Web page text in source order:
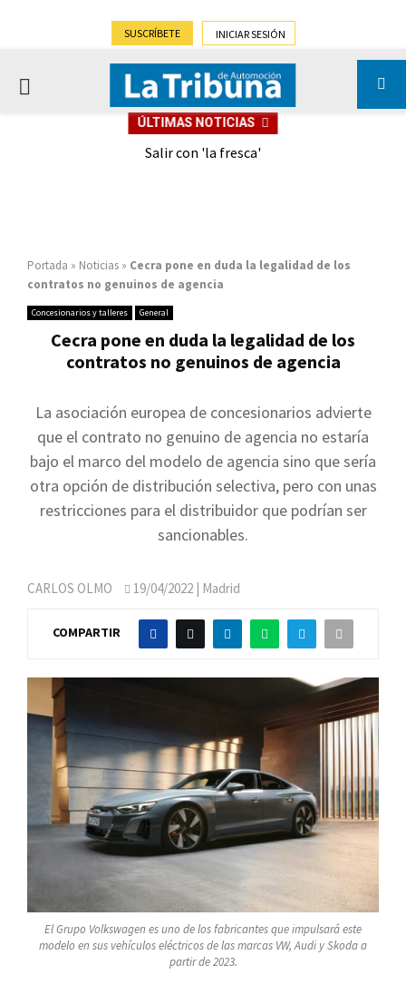
SUSCRÍBETE INICIAR SESIÓN
PRIMARY
ÚLTIMAS NOTICIAS
Salir con 'la fresca'
Portada » Noticias » Cecra pone en duda la legalidad de los
contratos no genuinos de agencia
Concesionarios y talleres General
Cecra pone en duda la legalidad de los
contratos no genuinos de agencia
La asociación europea de concesionarios advierte
que el contrato no genuino de agencia no estaría
bajo el marco del modelo de agencia sino que sería
otra opción de distribución selectiva, pero con unas
restricciones para el distribuidor que podrían ser
sancionables.
CARLOS OLMO 19/04/2022 | Madrid
COMPARTIR
El Grupo Volkswagen es uno de los fabricantes que impulsará este
modelo en sus vehículos eléctricos de las marcas VW, Audi y Skoda a
partir de 2023.